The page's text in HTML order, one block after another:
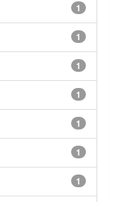
1
1
1
1
1
1
1